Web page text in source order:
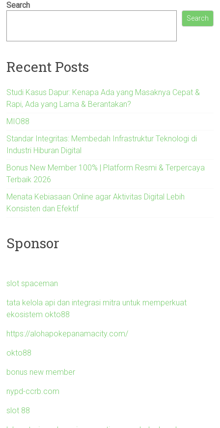
Search
Search
Recent Posts
Studi Kasus Dapur: Kenapa Ada yang Masaknya Cepat &
Rapi, Ada yang Lama & Berantakan?
MIO88
Standar Integritas: Membedah Infrastruktur Teknologi di
Industri Hiburan Digital
Bonus New Member 100% | Platform Resmi & Terpercaya
Terbaik 2026
Menata Kebiasaan Online agar Aktivitas Digital Lebih
Konsisten dan Efektif
Sponsor
slot spaceman
tata kelola api dan integrasi mitra untuk memperkuat
ekosistem okto88
https://alohapokepanamacity.com/
okto88
bonus new member
nypd-ccrb.com
slot 88